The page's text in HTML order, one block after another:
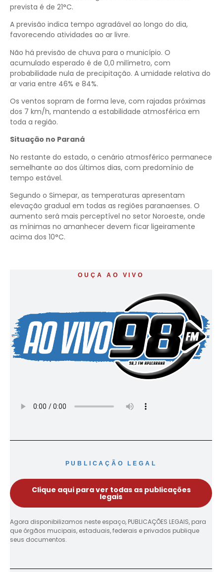
prevista é de 21°C.
A previsão indica tempo agradável ao longo do dia,
favorecendo atividades ao ar livre.
Não há previsão de chuva para o município. O
acumulado esperado é de 0,0 milímetro, com
probabilidade nula de precipitação. A umidade relativa do
ar varia entre 46% e 84%.
Os ventos sopram de forma leve, com rajadas próximas
dos 7 km/h, mantendo a estabilidade atmosférica em
toda a região.
Situação no Paraná
No restante do estado, o cenário atmosférico permanece
semelhante ao dos últimos dias, com predomínio de
tempo estável.
Segundo o Simepar, as temperaturas apresentam
elevação gradual em todas as regiões paranaenses. O
aumento será mais perceptível no setor Noroeste, onde
as mínimas no amanhecer devem ficar ligeiramente
acima dos 10°C.
OUÇA AO VIVO
PUBLICAÇÃO LEGAL
Clique aqui para ver todas as publicações
legais
Agora disponibilizamos neste espaço, PUBLICAÇÕES LEGAIS, para
que órgãos mucipais, estaduais, federais e privados publique
seus documentos.